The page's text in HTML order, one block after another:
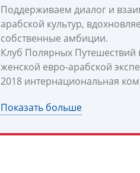
Поддерживаем диалог и
арабской культур,
собственные амбиции.
Клуб Полярных Путешествий
женской евро-арабской
2018 интернациональная
Показать больше